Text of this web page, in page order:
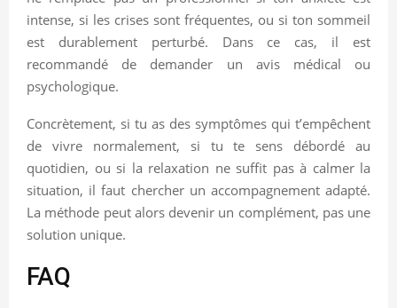
intense, si les crises sont fréquentes, ou si ton sommeil
est durablement perturbé. Dans ce cas, il est
recommandé de demander un avis médical ou
psychologique.
Concrètement, si tu as des symptômes qui t’empêchent
de vivre normalement, si tu te sens débordé au
quotidien, ou si la relaxation ne suffit pas à calmer la
situation, il faut chercher un accompagnement adapté.
La méthode peut alors devenir un complément, pas une
solution unique.
FAQ